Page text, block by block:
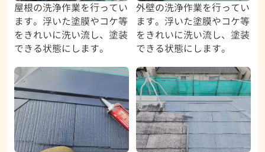
屋根の洗浄作業を行ってい
ます。浮いた塗膜やコケ等
をきれいに洗い流し、塗装
できる状態にします。
外壁の洗浄作業を行ってい
ます。浮いた塗膜やコケ等
をきれいに洗い流し、塗装
できる状態にします。